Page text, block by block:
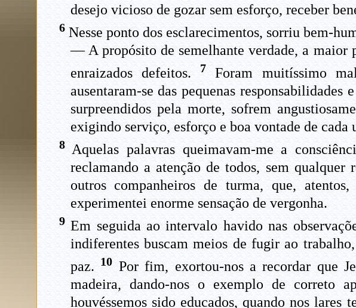
desejo vicioso de gozar sem esforço, receber
6Nesse ponto dos esclarecimentos, sorriu bem-
— A propósito de semelhante verdade, a maior
enraizados defeitos.
7 Foram muitíssimo
ausentaram-se das pequenas
surpreendidos pela morte, sofrem
exigindo serviço, esforço e boa vontade de cada
8Aquelas palavras queimavam-me a
reclamando a atenção de todos, sem
outros companheiros de turma, que,
experimentei enorme sensação de vergonha.
9Em seguida ao intervalo havido nas
indiferentes buscam meios de fugir ao
paz. 10 Por fim, exortou-nos a recordar que
madeira, dando-nos o exemplo de correto
houvéssemos sido educados, quando nos